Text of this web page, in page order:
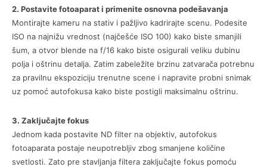
2. Postavite fotoaparat i primenite osnovna podešavanja
Montirajte kameru na stativ i pažljivo kadrirajte scenu. Podesite
ISO na najnižu vrednost (najčešće ISO 100) kako biste smanjili
šum, a otvor blende na f/16 kako biste osigurali veliku dubinu
polja i oštrinu detalja. Zatim zabeležite brzinu zatvarača potrebnu
za pravilnu ekspoziciju trenutne scene i napravite probni snimak
uz pomoć autofokusa kako biste postigli maksimalnu oštrinu.
3. Zaključajte fokus
Jednom kada postavite ND filter na objektiv, autofokus
fotoaparata postaje neupotrebljiv zbog smanjene količine
svetlosti. Zato pre stavljanja filtera zaključajte fokus pomoću